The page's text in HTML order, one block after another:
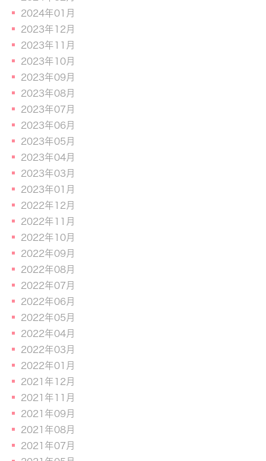
2024年01月
2023年12月
2023年11月
2023年10月
2023年09月
2023年08月
2023年07月
2023年06月
2023年05月
2023年04月
2023年03月
2023年01月
2022年12月
2022年11月
2022年10月
2022年09月
2022年08月
2022年07月
2022年06月
2022年05月
2022年04月
2022年03月
2022年01月
2021年12月
2021年11月
2021年09月
2021年08月
2021年07月